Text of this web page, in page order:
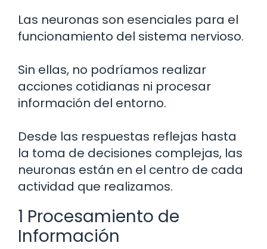
Las neuronas son esenciales para el
funcionamiento del sistema nervioso.
Sin ellas, no podríamos realizar
acciones cotidianas ni procesar
información del entorno.
Desde las respuestas reflejas hasta
la toma de decisiones complejas, las
neuronas están en el centro de cada
actividad que realizamos.
1 Procesamiento de
Información